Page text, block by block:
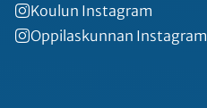
Koulun Instagram
Oppilaskunnan Instagram